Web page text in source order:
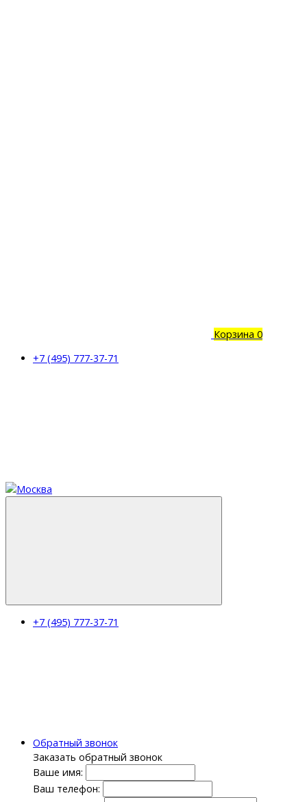
Корзина 0
+7 (495) 777-37-71
+7 (495) 777-37-71
Обратный звонок
Заказать обратный звонок
Ваше имя:
Ваш телефон: